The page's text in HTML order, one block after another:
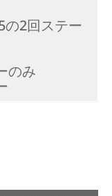
の2回ステー
のみ